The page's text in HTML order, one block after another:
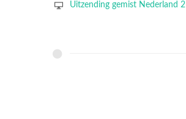
Uitzending gemist Nederland 2